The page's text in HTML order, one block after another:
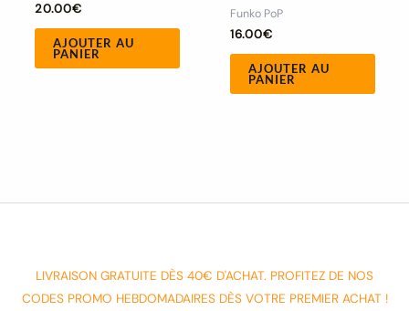
20.00€
AJOUTER AU
PANIER
Funko PoP
16.00€
AJOUTER AU
PANIER
LIVRAISON GRATUITE DÈS 40€ D'ACHAT. PROFITEZ DE NOS
CODES PROMO HEBDOMADAIRES DÈS VOTRE PREMIER ACHAT !